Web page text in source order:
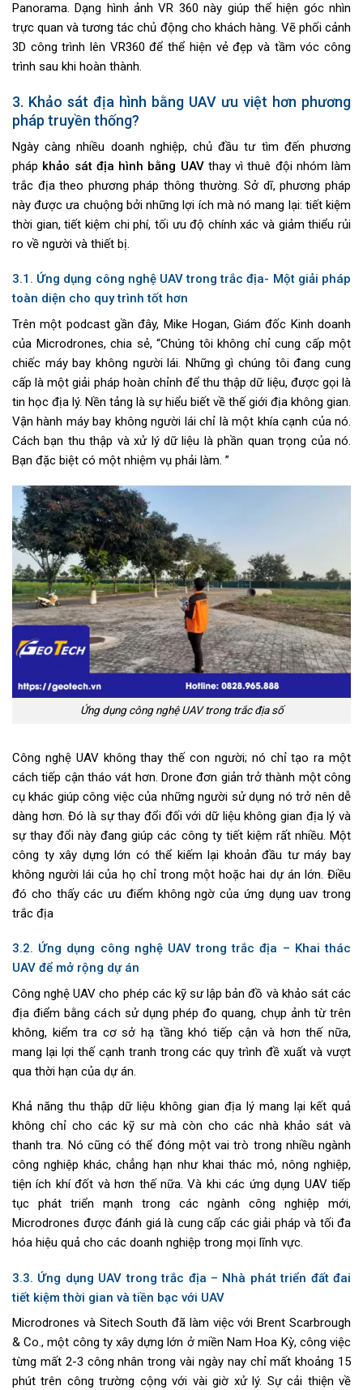
Panorama. Dạng hình ảnh VR 360 này giúp thể hiện góc nhìn
trực quan và tương tác chủ động cho khách hàng. Vẽ phối cảnh
3D công trình lên VR360 để thể hiện vẻ đẹp và tầm vóc công
trình sau khi hoàn thành.
3. Khảo sát địa hình bằng UAV ưu việt hơn phương
pháp truyền thống?
Ngày càng nhiều doanh nghiệp, chủ đầu tư tìm đến phương
pháp khảo sát địa hình bằng UAVthay vì thuê đội nhóm làm
trắc địa theo phương pháp thông thường. Sở dĩ, phương pháp
này được ưa chuộng bởi những lợi ích mà nó mang lại: tiết kiệm
thời gian, tiết kiệm chi phí, tối ưu độ chính xác và giảm thiểu rủi
ro về người và thiết bị.
3.1. Ứng dụng công nghệ UAV trong trắc địa- Một giải pháp
toàn diện cho quy trình tốt hơn
Trên một podcast gần đây, Mike Hogan, Giám đốc Kinh doanh
của Microdrones, chia sẻ, “Chúng tôi không chỉ cung cấp một
chiếc máy bay không người lái. Những gì chúng tôi đang cung
cấp là một giải pháp hoàn chỉnh để thu thập dữ liệu, được gọi là
tin học địa lý. Nền tảng là sự hiểu biết về thế giới địa không gian.
Vận hành máy bay không người lái chỉ là một khía cạnh của nó.
Cách bạn thu thập và xử lý dữ liệu là phần quan trọng của nó.
Bạn đặc biệt có một nhiệm vụ phải làm. ”
Ứng dụng công nghệ UAV trong trắc địa số
Công nghệ UAV không thay thế con người; nó chỉ tạo ra một
cách tiếp cận tháo vát hơn. Drone đơn giản trở thành một công
cụ khác giúp công việc của những người sử dụng nó trở nên dễ
dàng hơn. Đó là sự thay đổi đối với dữ liệu không gian địa lý và
sự thay đổi này đang giúp các công ty tiết kiệm rất nhiều. Một
công ty xây dựng lớn có thể kiếm lại khoản đầu tư máy bay
không người lái của họ chỉ trong một hoặc hai dự án lớn. Điều
đó cho thấy các ưu điểm không ngờ của ứng dụng uav trong
trắc địa
3.2. Ứng dụng công nghệ UAV trong trắc địa – Khai thác
UAV để mở rộng dự án
Công nghệ UAV cho phép các kỹ sư lập bản đồ và khảo sát các
địa điểm bằng cách sử dụng phép đo quang, chụp ảnh từ trên
không, kiểm tra cơ sở hạ tầng khó tiếp cận và hơn thế nữa,
mang lại lợi thế cạnh tranh trong các quy trình đề xuất và vượt
qua thời hạn của dự án.
Khả năng thu thập dữ liệu không gian địa lý mang lại kết quả
không chỉ cho các kỹ sư mà còn cho các nhà khảo sát và
thanh tra. Nó cũng có thể đóng một vai trò trong nhiều ngành
công nghiệp khác, chẳng hạn như khai thác mỏ, nông nghiệp,
tiện ích khí đốt và hơn thế nữa. Và khi các ứng dụng UAV tiếp
tục phát triển mạnh trong các ngành công nghiệp mới,
Microdrones được đánh giá là cung cấp các giải pháp và tối đa
hóa hiệu quả cho các doanh nghiệp trong mọi lĩnh vực.
3.3. Ứng dụng UAV trong trắc địa – Nhà phát triển đất đai
tiết kiệm thời gian và tiền bạc với UAV
Microdrones và Sitech South đã làm việc với Brent Scarbrough
& Co., một công ty xây dựng lớn ở miền Nam Hoa Kỳ, công việc
từng mất 2-3 công nhân trong vài ngày nay chỉ mất khoảng 15
phút trên công trường cộng với vài giờ xử lý. Sự cải thiện về